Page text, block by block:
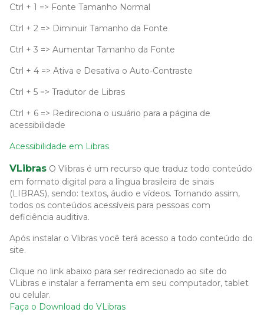
Ctrl + 1 => Fonte Tamanho Normal
Ctrl + 2 => Diminuir Tamanho da Fonte
Ctrl + 3 => Aumentar Tamanho da Fonte
Ctrl + 4 => Ativa e Desativa o Auto-Contraste
Ctrl + 5 => Tradutor de Libras
Ctrl + 6 => Redireciona o usuário para a página de
acessibilidade
Acessibilidade em Libras
VLibras O Vlibras é um recurso que traduz todo conteúdo
em formato digital para a língua brasileira de sinais
(LIBRAS), sendo: textos, áudio e vídeos. Tornando assim,
todos os conteúdos acessíveis para pessoas com
deficiência auditiva.
Após instalar o Vlibras você terá acesso a todo conteúdo do
site.
Clique no link abaixo para ser redirecionado ao site do
VLibras e instalar a ferramenta em seu computador, tablet
ou celular.
Faça o Download do VLibras